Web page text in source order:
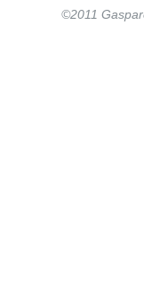
©2011